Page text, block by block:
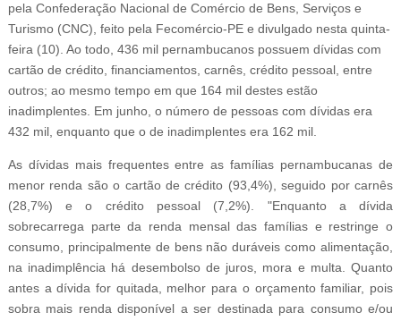
pela Confederação Nacional de Comércio de Bens, Serviços e
Turismo (CNC), feito pela Fecomércio-PE e divulgado nesta quinta-
feira (10). Ao todo, 436 mil pernambucanos possuem dívidas com
cartão de crédito, financiamentos, carnês, crédito pessoal, entre
outros; ao mesmo tempo em que 164 mil destes estão
inadimplentes. Em junho, o número de pessoas com dívidas era
432 mil, enquanto que o de inadimplentes era 162 mil.
As dívidas mais frequentes entre as famílias pernambucanas de
menor renda são o cartão de crédito (93,4%), seguido por carnês
(28,7%) e o crédito pessoal (7,2%). "Enquanto a dívida
sobrecarrega parte da renda mensal das famílias e restringe o
consumo, principalmente de bens não duráveis como alimentação,
na inadimplência há desembolso de juros, mora e multa. Quanto
antes a dívida for quitada, melhor para o orçamento familiar, pois
sobra mais renda disponível a ser destinada para consumo e/ou